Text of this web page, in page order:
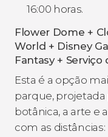
16:00 horas.
Flower Dome +
World + Disney
Fantasy +
Esta é a opção
parque, projetada
botânica, a arte e
com as distâncias: